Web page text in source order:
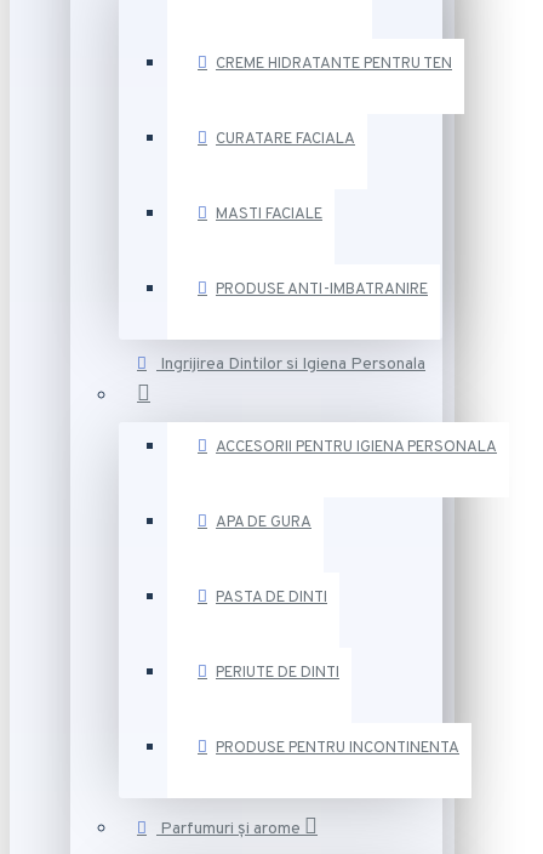
CREME HIDRATANTE PENTRU TEN
CURATARE FACIALA
MASTI FACIALE
PRODUSE ANTI-IMBATRANIRE
Ingrijirea Dintilor si Igiena Personala
ACCESORII PENTRU IGIENA PERSONALA
APA DE GURA
PASTA DE DINTI
PERIUTE DE DINTI
PRODUSE PENTRU INCONTINENTA
Parfumuri și arome